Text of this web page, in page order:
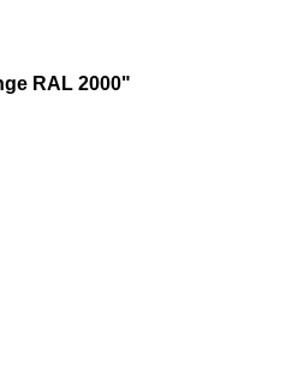
RAL 2000"